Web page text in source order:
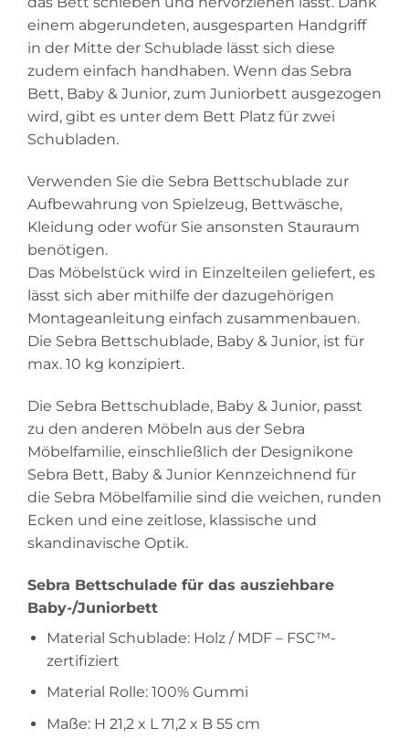
einem abgerundeten, ausgesparten Handgriff
in der Mitte der Schublade lässt sich diese
zudem einfach handhaben. Wenn das Sebra
Bett, Baby & Junior, zum Juniorbett ausgezogen
wird, gibt es unter dem Bett Platz für zwei
Schubladen.
Verwenden Sie die Sebra Bettschublade zur
Aufbewahrung von Spielzeug, Bettwäsche,
Kleidung oder wofür Sie ansonsten Stauraum
benötigen.
Das Möbelstück wird in Einzelteilen geliefert, es
lässt sich aber mithilfe der dazugehörigen
Montageanleitung einfach zusammenbauen.
Die Sebra Bettschublade, Baby & Junior, ist für
max. 10 kg konzipiert.
Die Sebra Bettschublade, Baby & Junior, passt
zu den anderen Möbeln aus der Sebra
Möbelfamilie, einschließlich der Designikone
Sebra Bett, Baby & Junior Kennzeichnend für
die Sebra Möbelfamilie sind die weichen, runden
Ecken und eine zeitlose, klassische und
skandinavische Optik.
Sebra Bettschulade für das ausziehbare
Baby-/Juniorbett
Material Schublade: Holz / MDF – FSC™-
zertifiziert
Material Rolle: 100% Gummi
Maße: H 21,2 x L 71,2 x B 55 cm